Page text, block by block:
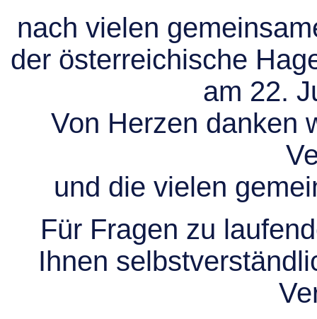
nach vielen
der österreichische
am 22.
Von Herzen danken
und die vielen
Für Fragen zu
Ihnen